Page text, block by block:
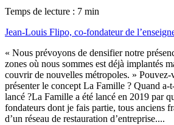
Temps de lecture : 7 min
Jean-Louis Flipo, co-fondateur de
« Nous prévoyons de densifier notre
zones où nous sommes est déjà implantés
couvrir de nouvelles métropoles. » Pouvez-
présenter le concept La Famille ? Quand a-
lancé ?La Famille a été lancé en 2019 par
fondateurs dont je fais partie, tous anciens
d’un réseau de restauration d’entreprise....